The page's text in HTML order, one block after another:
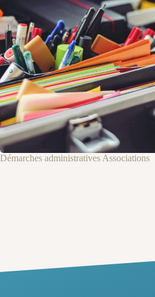
Démarches administratives Associations